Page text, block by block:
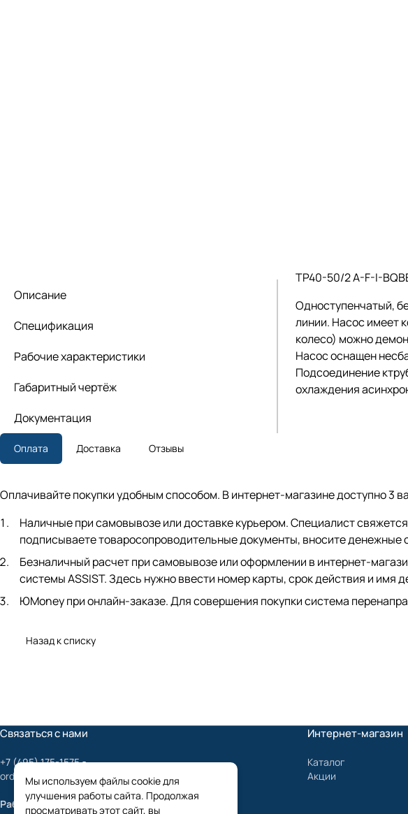
Описание
Спецификация
Рабочие характеристики
Габаритный чертёж
Документация
TP40-50/2 A-F-I-
Одноступенчатый,
линии. Насос имеет
колесо) можно
Насос оснащен
Подсоединение
охлаждения
Оплата Доставка Отзывы
Оплачивайте покупки удобным способом. В интернет-магазине доступно 3
Наличные при самовывозе или доставке курьером. Специалист
подписываете товаросопроводительные документы, вносите денежные
Безналичный расчет при самовывозе или оформлении в интернет-
системы ASSIST. Здесь нужно ввести номер карты, срок действия и имя
ЮMoney при онлайн-заказе. Для совершения покупки система
Назад к списку
Связаться с нами
+7 (495) 175-1575
order@mygrundfos.ru
Работаем только с юридическими лицами
Интернет-магазин
Каталог
Акции
Мы используем файлы cookie для
улучшения работы сайта. Продолжая
просматривать этот сайт, вы